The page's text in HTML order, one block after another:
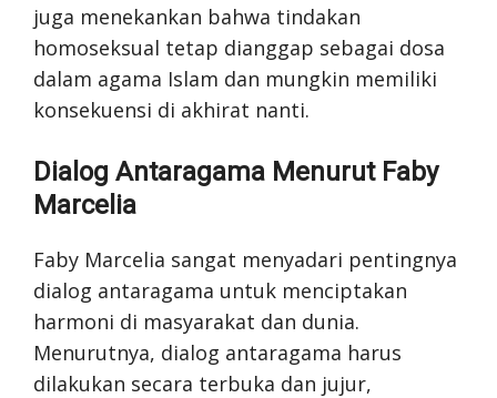
juga menekankan bahwa tindakan
homoseksual tetap dianggap sebagai dosa
dalam agama Islam dan mungkin memiliki
konsekuensi di akhirat nanti.
Dialog Antaragama Menurut Faby
Marcelia
Faby Marcelia sangat menyadari pentingnya
dialog antaragama untuk menciptakan
harmoni di masyarakat dan dunia.
Menurutnya, dialog antaragama harus
dilakukan secara terbuka dan jujur,